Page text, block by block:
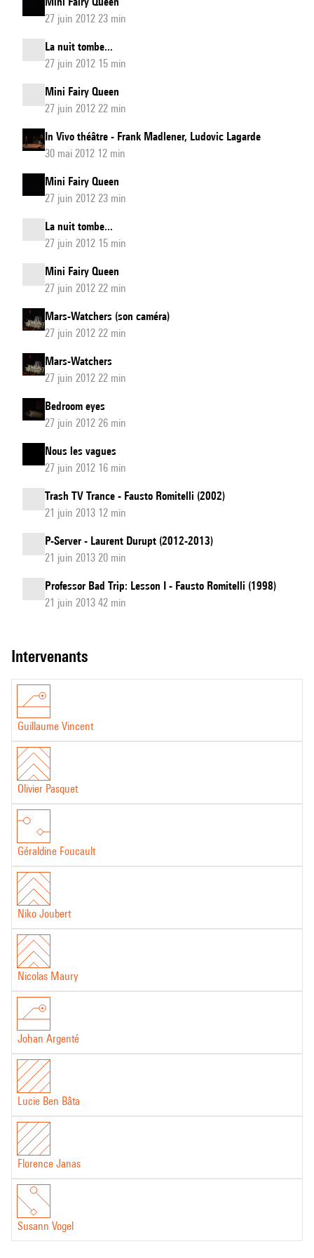
...
27 juin 2012 23 min
La nuit tombe...
27 juin 2012 15 min
Mini Fairy Queen
27 juin 2012 22 min
In Vivo théâtre - Frank Madlener, Ludovic Lagarde
30 mai 2012 12 min
Mini Fairy Queen
27 juin 2012 23 min
La nuit tombe...
27 juin 2012 15 min
Mini Fairy Queen
27 juin 2012 22 min
Mars-Watchers (son caméra)
27 juin 2012 22 min
Mars-Watchers
27 juin 2012 22 min
Bedroom eyes
27 juin 2012 26 min
Nous les vagues
27 juin 2012 16 min
Trash TV Trance - Fausto Romitelli (2002)
21 juin 2013 12 min
P-Server - Laurent Durupt (2012-2013)
21 juin 2013 20 min
Professor Bad Trip: Lesson I - Fausto Romitelli (1998)
21 juin 2013 42 min
intervenants
Guillaume Vincent
Olivier Pasquet
Géraldine Foucault
Niko Joubert
Nicolas Maury
Johan Argenté
Lucie Ben Bâta
Florence Janas
Susann Vogel